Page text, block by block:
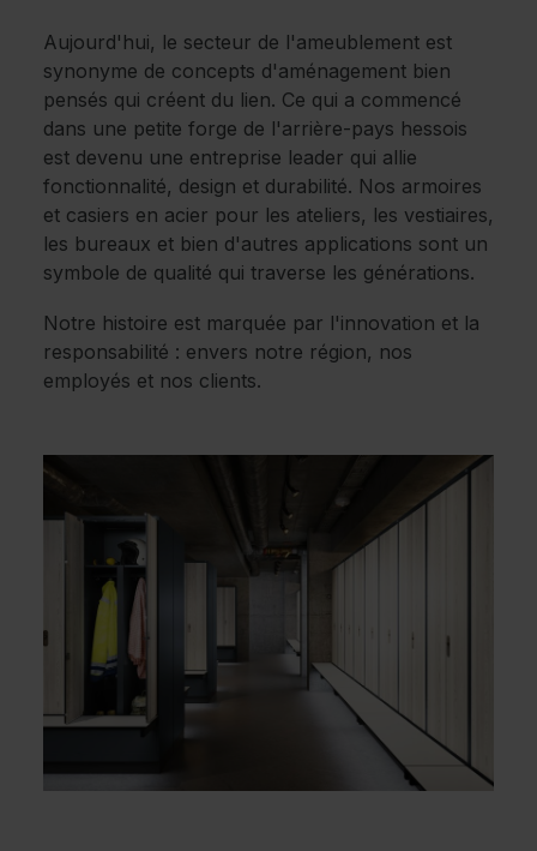
Aujourd'hui, le secteur de l'ameublement est
synonyme de concepts d'aménagement bien
pensés qui créent du lien. Ce qui a commencé
dans une petite forge de l'arrière-pays hessois
est devenu une entreprise leader qui allie
fonctionnalité, design et durabilité. Nos armoires
et casiers en acier pour les ateliers, les vestiaires,
les bureaux et bien d'autres applications sont un
symbole de qualité qui traverse les générations.
Notre histoire est marquée par l'innovation et la
responsabilité : envers notre région, nos
employés et nos clients.